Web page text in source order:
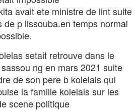
avait ete ministre de lint suite
de p lissouba.en temps normal
setait retrouve dans le
ng en mars 2021 suite
de son pere b kolelals qui
la famille kolelals sur les
scene politique